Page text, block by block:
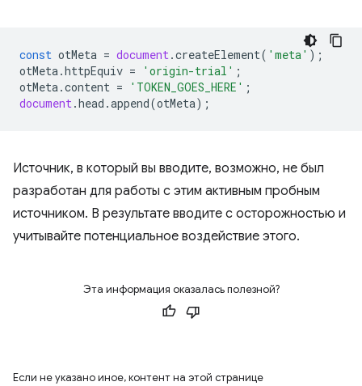
const otMeta = document.createElement( 'meta' );
otMeta.httpEquiv = 'origin-trial' ;
otMeta.content = 'TOKEN_GOES_HERE' ;
document.head .append(otMeta);
Источник, в который вы вводите, возможно, не был
разработан для работы с этим активным пробным
источником. В результате вводите с осторожностью и
учитывайте потенциальное воздействие этого.
Эта информация оказалась полезной?
Если не указано иное, контент на этой странице